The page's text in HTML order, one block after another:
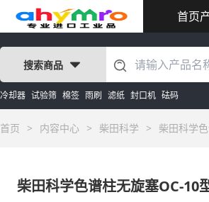
首页
搜索商品
冷却器 试验筛 棉签 雨刷 滤纸 封口机 砝码
首页 > 内容中心 > 柴田科学 > 柴田科学
柴田科学色谱柱无旋塞OC-